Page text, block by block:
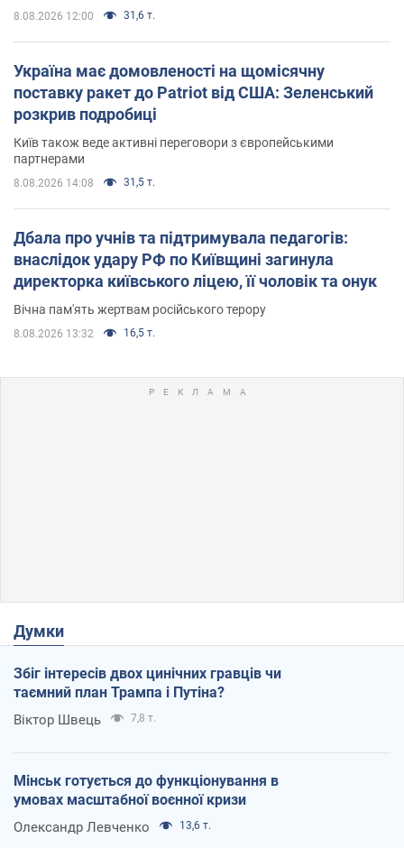
8.08.2026 12:00 31,6 т.
Україна має домовленості на щомісячну
поставку ракет до Patriot від США: Зеленський
розкрив подробиці
Київ також веде активні переговори з європейськими
партнерами
8.08.2026 14:08 31,5 т.
Дбала про учнів та підтримувала педагогів:
внаслідок удару РФ по Київщині загинула
директорка київського ліцею, її чоловік та онук
Вічна пам'ять жертвам російського терору
8.08.2026 13:32 16,5 т.
Думки
Збіг інтересів двох цинічних гравців чи
таємний план Трампа і Путіна?
Віктор Швець 7,8 т.
Мінськ готується до функціонування в
умовах масштабної воєнної кризи
Олександр Левченко 13,6 т.